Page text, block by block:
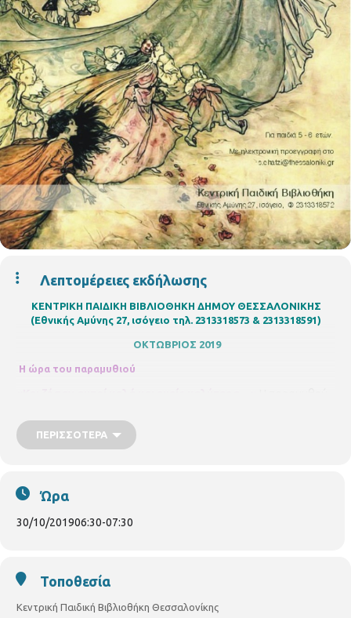
Λεπτομέρειες εκδήλωσης
ΚΕΝΤΡΙΚΗ ΠΑΙΔΙΚΗ ΒΙΒΛΙΟΘΗΚΗ ΔΗΜΟΥ ΘΕΣΣΑΛΟΝΙΚΗΣ
(Εθνικής Αμύνης 27, ισόγειο τηλ. 2313318573 & 2313318591)
ΟΚΤΩΒΡΙΟΣ 2019
Η ώρα του παραμυθιού
Action
έρχονται στη βιβλιοθήκη μαζί με τους φίλους τους
απ’ όλον τον κόσμο, τις νεράιδες, τις μάγισσες, τους δράκους
s.chatzi@thessaloniki.gr
ΠΕΡΙΣΣΌΤΕΡΑ
Ώρα
30/10/201906:30-07:30
Τοποθεσία
Κεντρική Παιδική Βιβλιοθήκη Θεσσαλονίκης